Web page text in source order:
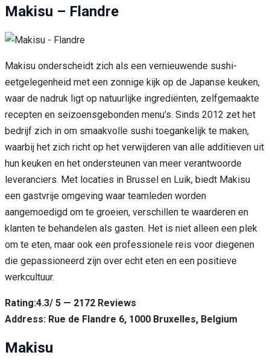
Makisu – Flandre
Makisu onderscheidt zich als een vernieuwende sushi-
eetgelegenheid met een zonnige kijk op de Japanse keuken,
waar de nadruk ligt op natuurlijke ingrediënten, zelfgemaakte
recepten en seizoensgebonden menu’s. Sinds 2012 zet het
bedrijf zich in om smaakvolle sushi toegankelijk te maken,
waarbij het zich richt op het verwijderen van alle additieven uit
hun keuken en het ondersteunen van meer verantwoorde
leveranciers. Met locaties in Brussel en Luik, biedt Makisu
een gastvrije omgeving waar teamleden worden
aangemoedigd om te groeien, verschillen te waarderen en
klanten te behandelen als gasten. Het is niet alleen een plek
om te eten, maar ook een professionele reis voor diegenen
die gepassioneerd zijn over echt eten en een positieve
werkcultuur.
Rating:4.3/ 5 — 2172 Reviews
Address: Rue de Flandre 6, 1000 Bruxelles, Belgium
Makisu